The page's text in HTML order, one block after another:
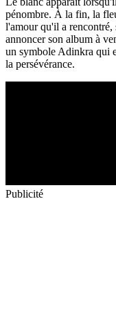
pénombre. À la fin, la
l'amour qu'il a
annoncer son album à
un symbole Adinkra qui
la persévérance.
Publicité